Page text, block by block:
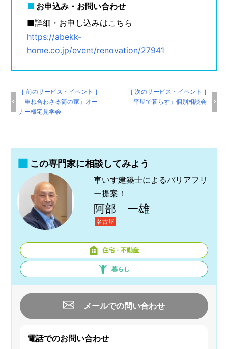
お申込み・お問い合わせ
■詳細・お申し込みはこちら
https://abekk-
home.co.jp/event/renovation/27941
［ 前のサービス・イベント ］
「重ね合わさる筒の家」オー
ナー様宅見学会
［ 次のサービス・イベント ］
「平屋で暮らす」個別相談会
この専門家に相談してみよう
車いす建築士によるバリアフリ
ー提案！
阿部 一雄
名古屋
住宅・不動産
暮らし
メールでの問い合わせ
電話でのお問い合わせ